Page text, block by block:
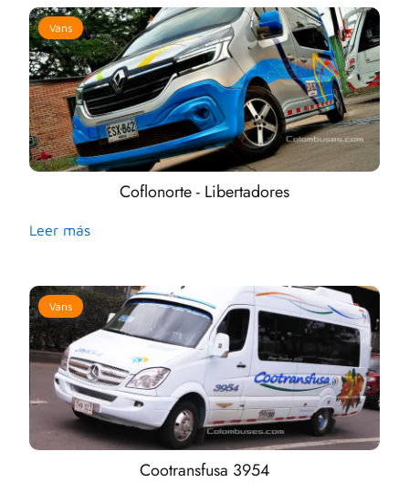
Vans
Coflonorte - Libertadores
Leer más
Vans
Cootransfusa 3954